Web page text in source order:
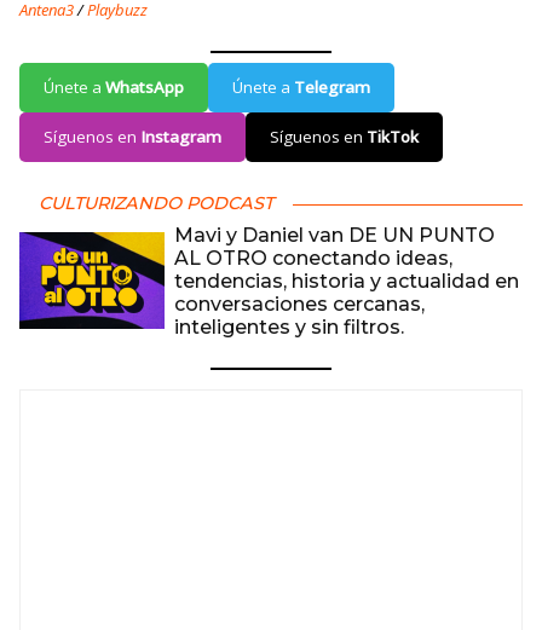
Antena3/Playbuzz
Únete a WhatsApp Únete a Telegram
Síguenos en Instagram Síguenos en TikTok
CULTURIZANDO PODCAST
Mavi y Daniel van DE UN PUNTO
AL OTRO conectando ideas,
tendencias, historia y actualidad en
conversaciones cercanas,
inteligentes y sin filtros.